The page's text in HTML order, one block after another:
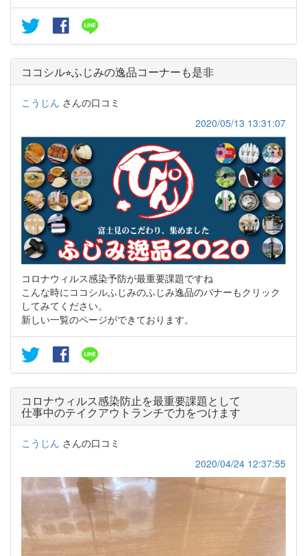
ココシル⭐︎ふじみの逸品コーナーも是非
こうじん さんの口コミ
2020/05/13 13:31:07
コロナウィルス感染予防が最重要課題ですね
こんな時にココシルふじみのふじみ逸品のバナーもクリック
してみてください。
新しい一覧のページができております。
コロナウィルス感染防止を最重要課題として
仕事中のテイクアウトランチで力をつけます
こうじん さんの口コミ
2020/04/24 12:37:55